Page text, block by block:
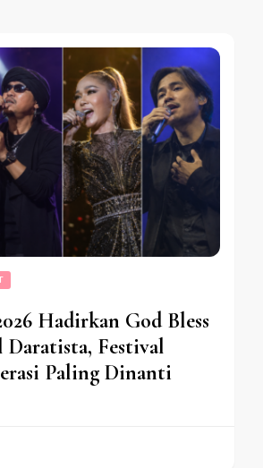
Hadirkan God Bless
Festival
Paling Dinanti